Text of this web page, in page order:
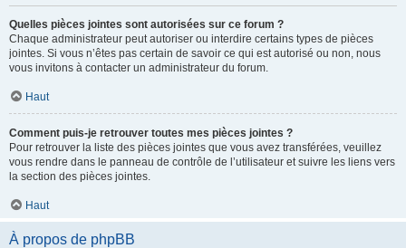
Quelles pièces jointes sont autorisées sur ce forum ?
Chaque administrateur peut autoriser ou interdire certains types de pièces
jointes. Si vous n’êtes pas certain de savoir ce qui est autorisé ou non, nous
vous invitons à contacter un administrateur du forum.
Haut
Comment puis-je retrouver toutes mes pièces jointes ?
Pour retrouver la liste des pièces jointes que vous avez transférées, veuillez
vous rendre dans le panneau de contrôle de l’utilisateur et suivre les liens vers
la section des pièces jointes.
Haut
À propos de phpBB